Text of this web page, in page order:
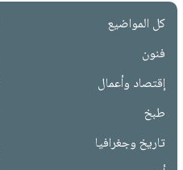
كل المواضيع
فنون
إقتصاد وأعمال
طبخ
تاريخ وجغرافيا